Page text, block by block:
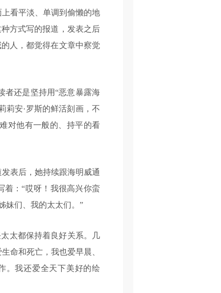
看平淡、单调到偷懒的地
方式写的报道，发表之后
人，都觉得在文章中察觉
还是坚持用“恶意暴露海
莉安·罗斯的鲜活刻画，不
对他有一般的、持平的看
表后，她持续跟海明威通
着：“哎呀！我很高兴你蛮
妹们、我的太太们。”
太都保持着良好关系。几
命和死亡，我也爱早晨、
。我还爱全天下美好的绘